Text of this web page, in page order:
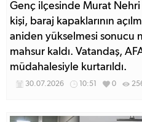
Genç ilçesinde Murat Nehri
kişi, baraj kapaklarının
aniden yükselmesi sonucu
mahsur kaldı. Vatandaş,
müdahalesiyle kurtarıldı.
30.07.2026 10:51 0